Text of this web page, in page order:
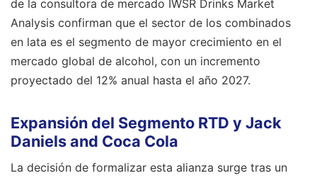
de la consultora de mercado IWSR Drinks Market
Analysis confirman que el sector de los combinados
en lata es el segmento de mayor crecimiento en el
mercado global de alcohol, con un incremento
proyectado del 12% anual hasta el año 2027.
Expansión del Segmento RTD y Jack
Daniels and Coca Cola
La decisión de formalizar esta alianza surge tras un